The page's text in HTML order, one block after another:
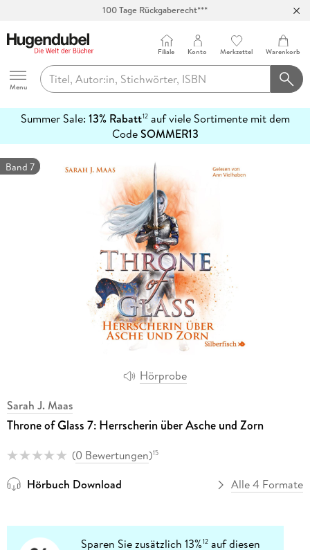
Abholung in über 100 Filialen
Hugendubel
Menu
Filiale Konto Merkzettel Warenkorb
Summer Sale: 13% Rabatt12auf viele Sortimente mit dem
CodeSOMMER13
erfahren
Hörprobe
Band 7
Sarah J. Maas
Throne of Glass 7: Herrscherin über Asche und Zorn
(0 Bewertungen)15
Hörbuch Download Alle 4 Formate
Sparen Sie zusätzlich 13%12 auf diesen